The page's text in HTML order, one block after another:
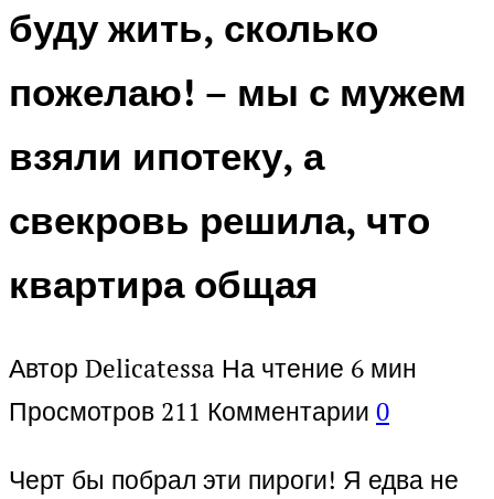
буду жить, сколько
пожелаю! – мы с мужем
взяли ипотеку, а
свекровь решила, что
квартира общая
Автор Delicatessa На чтение 6 мин
Просмотров 211 Комментарии 0
Черт бы побрал эти пироги! Я едва не